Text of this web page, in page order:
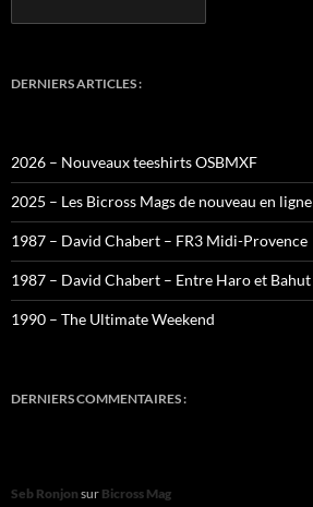
DERNIERS ARTICLES :
2026 – Nouveaux teeshirts OSBMXF
2025 – Les Bicross Mags de nouveau en ligne
1987 – David Chabert – FR3 Midi-Provence
1987 – David Chabert – Entre Haro et Bahut
1990 – The Ultimate Weekend
DERNIERS COMMENTAIRES :
Seb Ronjon sur Bicross Mag